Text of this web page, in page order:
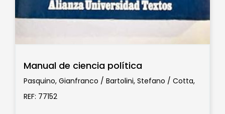
Manual de ciencia política
Pasquino, Gianfranco / Bartolini, Stefano / Cotta,
REF: 77152